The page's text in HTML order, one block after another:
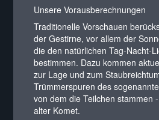
Unsere Vorausberechnungen
Traditionelle Vorschauen
der Gestirne, vor allem der
die den natürlichen Tag-Nacht-
bestimmen. Dazu kommen
zur Lage und zum
Trümmerspuren des
von dem die Teilchen stammen
alter Komet.